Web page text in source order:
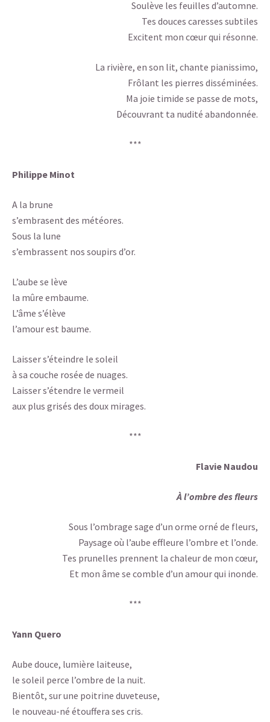
Soulève les feuilles d’automne.
Tes douces caresses subtiles
Excitent mon cœur qui résonne.
La rivière, en son lit, chante pianissimo,
Frôlant les pierres disséminées.
Ma joie timide se passe de mots,
Découvrant ta nudité abandonnée.
***
Philippe Minot
A la brune
s’embrasent des météores.
Sous la lune
s’embrassent nos soupirs d’or.
L’aube se lève
la mûre embaume.
L’âme s’élève
l’amour est baume.
Laisser s’éteindre le soleil
à sa couche rosée de nuages.
Laisser s’étendre le vermeil
aux plus grisés des doux mirages.
***
Flavie Naudou
À l’ombre des fleurs
Sous l’ombrage sage d’un orme orné de fleurs,
Paysage où l’aube effleure l’ombre et l’onde.
Tes prunelles prennent la chaleur de mon cœur,
Et mon âme se comble d’un amour qui inonde.
***
Yann Quero
Aube douce, lumière laiteuse,
le soleil perce l’ombre de la nuit.
Bientôt, sur une poitrine duveteuse,
le nouveau-né étouffera ses cris.